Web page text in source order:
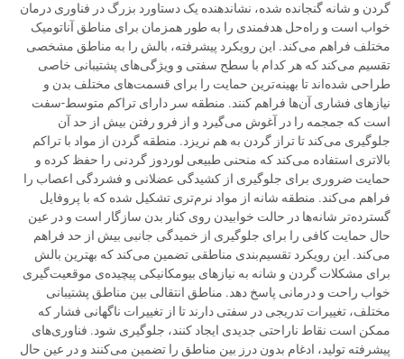
گردن و شانه گنجانده شده، نشاندهنده یک دستاورد بزرگ در فناوری درمان
خواب است و راه‌حل هدفمندی را به طور همزمان برای مناطق آناتومیک
مختلف فراهم می‌کند. این رویکرد پیشرفته، بالش را به مناطق مشخصی
تقسیم می‌کند که هر کدام با سطح سفتی و ویژگی‌های پشتیبانی خاصی
طراحی شده‌اند تا بهینه‌ترین حمایت را برای قسمت‌های مختلف بدن و
نیازهای فشاری آن‌ها فراهم کنند. منطقه سر دارای تراکم متوسط-سفت
است که جمجمه را در آغوش می‌گیرد و از فرو رفتن بیش از حد آن
جلوگیری می‌کند تا تراز گردن به هم نریزد. منطقه گردن از مواد با تراکم
بالاتری استفاده می‌کند که منحنی طبیعی لوردوز گردنی را حفظ کرده و
حمایت ضروری برای جلوگیری از کشیدگی عضلانی و فشردگی اعصاب را
فراهم می‌کند. منطقه شانه از مواد نرم‌تری تشکیل شده که با پروفایل
گسترده‌تر شانه‌ها در حالت خوابیدن روی کنار بدن سازگار است و در عین
حال حمایت کافی را برای جلوگیری از خمیدگی جانبی بیش از حد فراهم
می‌کند. این رویکرد تقسیم‌بندی مناطقی تضمین می‌کند که بهترین بالش
برای مشکلات گردن و شانه به نیازهای بیومکانیکی پیچیده‌ی موقعیت‌گیری
خواب راحت و درمانی پاسخ دهد. مناطق انتقالی بین مناطق پشتیبانی
مختلف، تغییرات تدریجی در سفتی دارند تا از تغییرات ناگهانی فشار که
ممکن است نقاط ناراحتی جدیدی ایجاد کنند، جلوگیری شود. فناوری‌های
پیشرفته تولید، ادغام بدون درز بین مناطق را تضمین می‌کنند و در عین حال